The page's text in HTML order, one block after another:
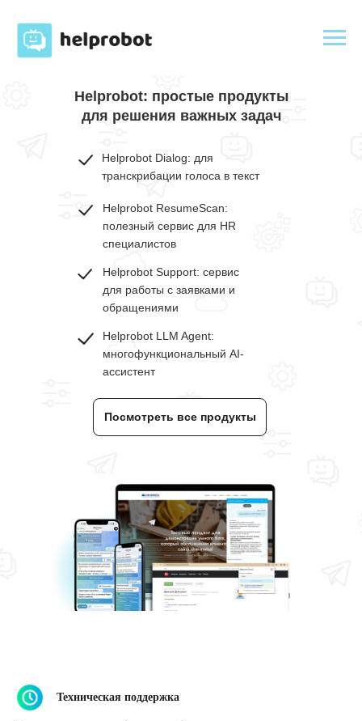
Посмотреть все продукты
Helprobot Dialog: для
транскрибации голоса в текст
Helprobot ResumeScan:
полезный сервис для HR
специалистов
Helprobot Support: сервис
для работы с заявками и
обращениями
Helprobot: простые продукты
для решения важных задач
Helprobot LLM Agent:
многофункциональный AI-
ассистент
Техническая поддержка